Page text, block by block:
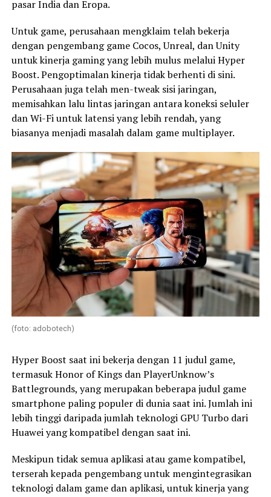
pasar India dan Eropa.
Untuk game, perusahaan mengklaim telah bekerja
dengan pengembang game Cocos, Unreal, dan Unity
untuk kinerja gaming yang lebih mulus melalui Hyper
Boost. Pengoptimalan kinerja tidak berhenti di sini.
Perusahaan juga telah men-tweak sisi jaringan,
memisahkan lalu lintas jaringan antara koneksi seluler
dan Wi-Fi untuk latensi yang lebih rendah, yang
biasanya menjadi masalah dalam game multiplayer.
(foto: adobotech)
Hyper Boost saat ini bekerja dengan 11 judul game,
termasuk Honor of Kings dan PlayerUnknow’s
Battlegrounds, yang merupakan beberapa judul game
smartphone paling populer di dunia saat ini. Jumlah ini
lebih tinggi daripada jumlah teknologi GPU Turbo dari
Huawei yang kompatibel dengan saat ini.
Meskipun tidak semua aplikasi atau game kompatibel,
terserah kepada pengembang untuk mengintegrasikan
teknologi dalam game dan aplikasi, untuk kinerja yang